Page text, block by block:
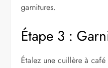
garnitures.
Étape 3 :
Étalez une cuillère à